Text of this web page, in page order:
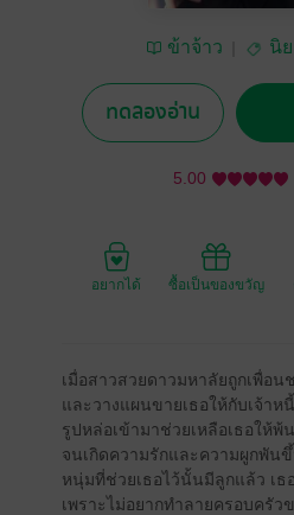
ข้าจ้าว นิ
ทดลองอ่าน
5.00
อยากได้ ซื้อเป็นของขวัญ
เมื่อสาวสวยดาวมหาลัยถูกเพื่อน
และวางแผนขายเธอให้กับเจ้า
รูปหล่อเข้ามาช่วยเหลือเธอให้
จนเกิดความรักและความผูกพัน
หนุ่มที่ช่วยเธอไว้นั้นมีลูกแล้ว เธ
เพราะไม่อยากทำลายครอบครัว